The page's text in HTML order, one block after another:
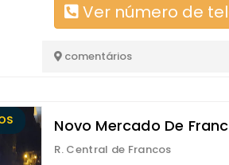
Ver número de
comentários
Novo Mercado De
R. Central de Francos